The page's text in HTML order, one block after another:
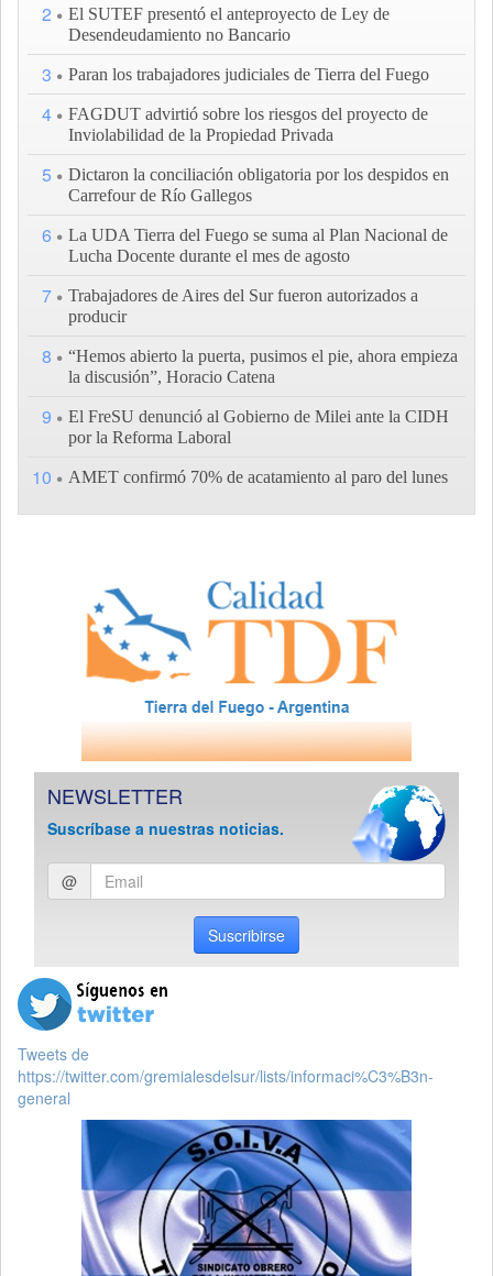
2
El SUTEF presentó el anteproyecto de Ley de
Desendeudamiento no Bancario
3 Paran los trabajadores judiciales de Tierra del Fuego
4
FAGDUT advirtió sobre los riesgos del proyecto de
Inviolabilidad de la Propiedad Privada
5
Dictaron la conciliación obligatoria por los despidos en
Carrefour de Río Gallegos
6
La UDA Tierra del Fuego se suma al Plan Nacional de
Lucha Docente durante el mes de agosto
7
Trabajadores de Aires del Sur fueron autorizados a
producir
8
“Hemos abierto la puerta, pusimos el pie, ahora empieza
la discusión”, Horacio Catena
9
El FreSU denunció al Gobierno de Milei ante la CIDH
por la Reforma Laboral
10 AMET confirmó 70% de acatamiento al paro del lunes
NEWSLETTER
Suscríbase a nuestras noticias.
Ingresar
email
@
Suscribirse
Tweets de
https://twitter.com/gremialesdelsur/lists/informaci%C3%B3n-
general